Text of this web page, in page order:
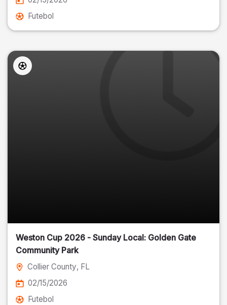
Futebol
Weston Cup 2026 - Sunday Local: Golden Gate
Community Park
Collier County, FL
02/15/2026
Futebol